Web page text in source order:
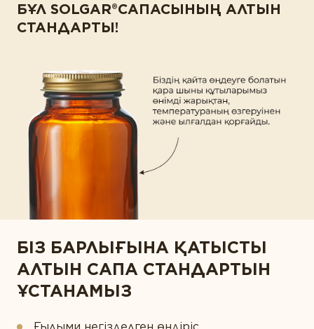
БҰЛ SOLGAR®САПАСЫНЫҢ АЛТЫН
СТАНДАРТЫ!
БІЗ БАРЛЫҒЫНА ҚАТЫСТЫ
АЛТЫН САПА СТАНДАРТЫН
ҰСТАНАМЫЗ